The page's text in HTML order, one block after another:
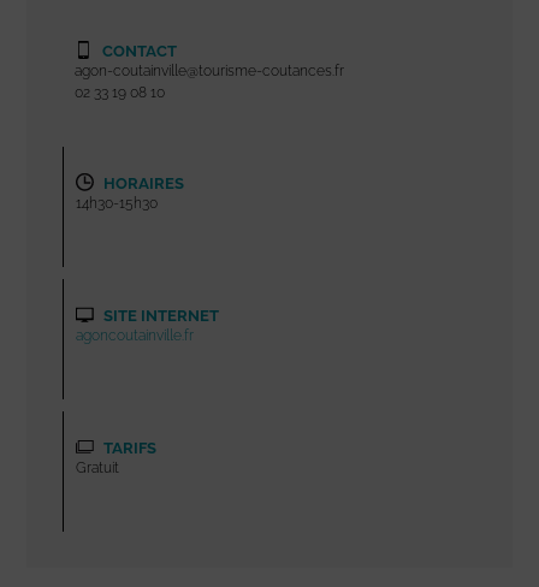
CONTACT
agon-coutainville@tourisme-coutances.fr
02 33 19 08 10
HORAIRES
14h30-15h30
SITE INTERNET
agoncoutainville.fr
TARIFS
Gratuit